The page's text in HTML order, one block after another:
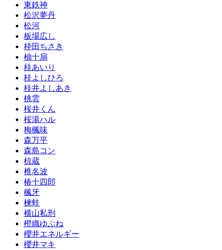
東鉄神
松沢夢丹
松河
板場広し
枠田ちさき
柚十扇
桂あいり
桂よしひろ
桂井よしあき
桃雲
桜井くん
桜湯ハル
梅楓味
森万平
森島コン
椋蔵
椎名波
椿十四郎
楓牙
楝蛙
横山私刑
橙織ゆぶね
櫻井エネルギー
櫻井マキ